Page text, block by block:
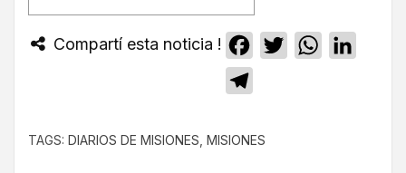
Compartí esta noticia ! Facebook
TwitterWhatsApp
TAGS: DIARIOS DE MISIONES MISIONES